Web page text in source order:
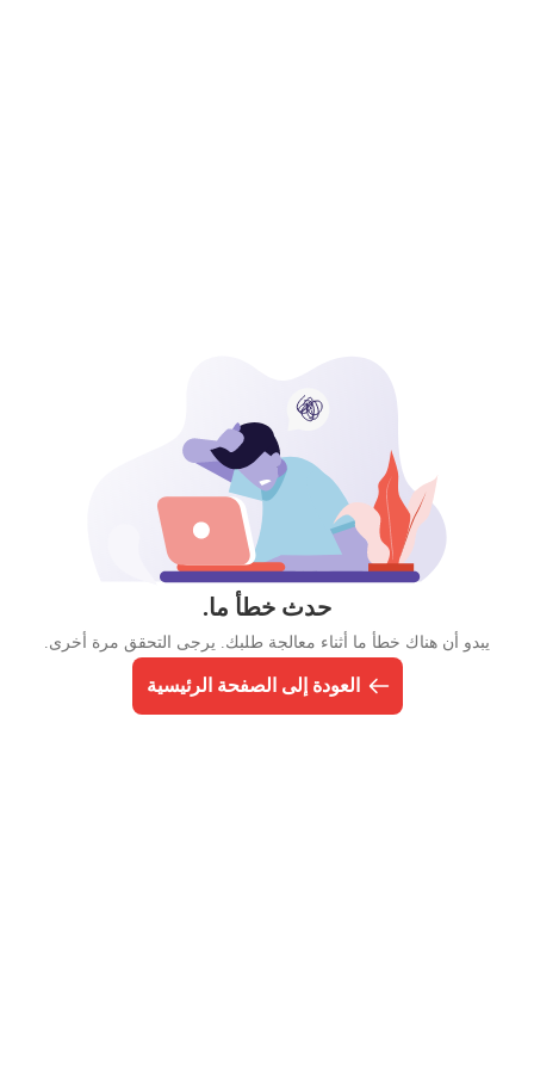
حدث خطأ ما.
يبدو أن هناك خطأ ما أثناء معالجة طلبك. يرجى التحقق مرة أخرى.
العودة إلى الصفحة الرئيسية